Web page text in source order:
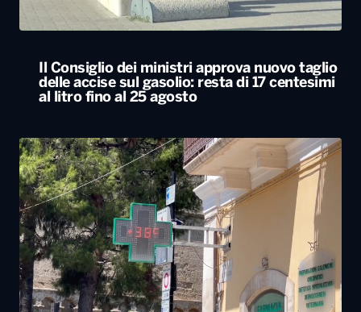
Il Consiglio dei ministri approva nuovo taglio
delle accise sul gasolio: resta di 17 centesimi
al litro fino al 25 agosto